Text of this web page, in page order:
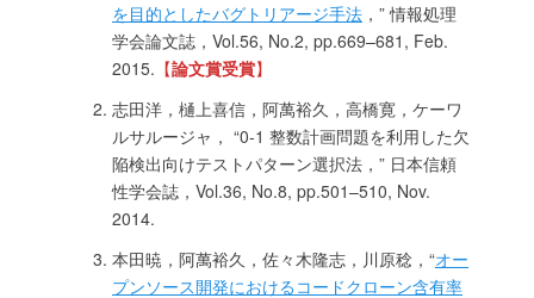
を目的としたバグトリアージ手法 ，” 情報処理
学会論文誌，Vol.56, No.2, pp.669–681, Feb.
2015. 【論文賞受賞】
志田洋，樋上喜信，阿萬裕久，高橋寛，ケーワ
ルサルージャ， “0-1 整数計画問題を利用した欠
陥検出向けテストパターン選択法，” 日本信頼
性学会誌，Vol.36, No.8, pp.501–510, Nov.
2014.
本田暁，阿萬裕久，佐々木隆志，川原稔，“オー
プンソース開発におけるコードクローン含有率